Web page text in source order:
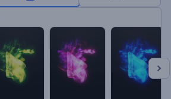
les lancements de produits, les
et plus encore. Créez dès maintenant